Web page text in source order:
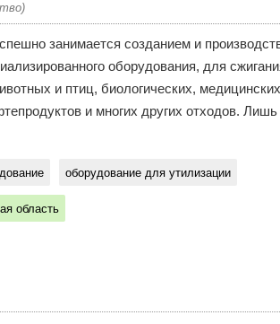
занимается созданием и
оборудования, для
и птиц, биологических,
и многих других отходов. Лишь
оборудование для утилизации
область